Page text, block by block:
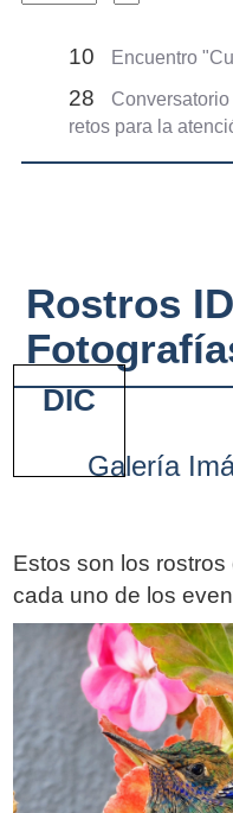
10 Encuentro
28
retos para la
Rostros
Galería
Estos son los
cada uno de los
DIC